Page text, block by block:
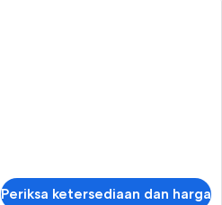
Periksa ketersediaan dan harga